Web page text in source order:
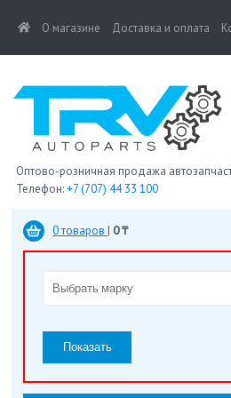
(current)
О магазине Доставка и оплата
Оптово-розничная продажа
Телефон:+7 (707) 44 33 100
0 товаров | 0 ₸
Показать